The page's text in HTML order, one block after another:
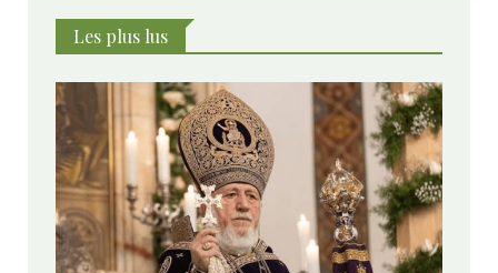
Les plus lus